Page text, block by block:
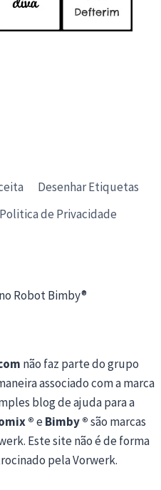
Desenhar Etiquetas
Politica de Privacidade
Robot Bimby®
não faz parte do grupo
associado com a marca
blog de ajuda para a
®eBimby ®são marcas
Este site não é de forma
pela Vorwerk.